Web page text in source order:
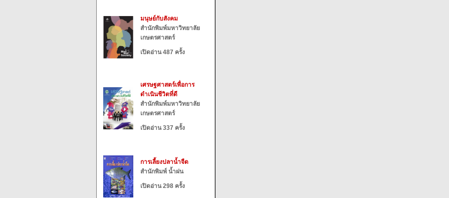
มนุษย์กับสังคม
สำนักพิมพ์มหาวิทยาลัย
เกษตรศาสตร์
เปิดอ่าน 487 ครั้ง
เศรษฐศาสตร์เพื่อการ
ดำเนินชีวิตที่ดี
สำนักพิมพ์มหาวิทยาลัย
เกษตรศาสตร์
เปิดอ่าน 337 ครั้ง
การเลี้ยงปลาน้ำจืด
สำนักพิมพ์ น้ำฝน
เปิดอ่าน 298 ครั้ง